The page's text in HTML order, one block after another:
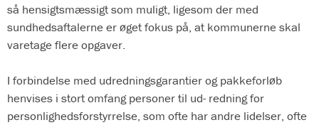
så hensigtsmæssigt som muligt, ligesom der med
sundhedsaftalerne er øget fokus på, at kommunerne skal
varetage flere opgaver.
I forbindelse med udredningsgarantier og pakkeforløb
henvises i stort omfang personer til ud- redning for
personlighedsforstyrrelse, som ofte har andre lidelser, ofte